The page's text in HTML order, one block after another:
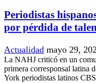
Periodistas
por pérdida de
Actualidad mayo 29,
La NAHJ criticó en un
primera corresponsal latina
York periodistas latinos